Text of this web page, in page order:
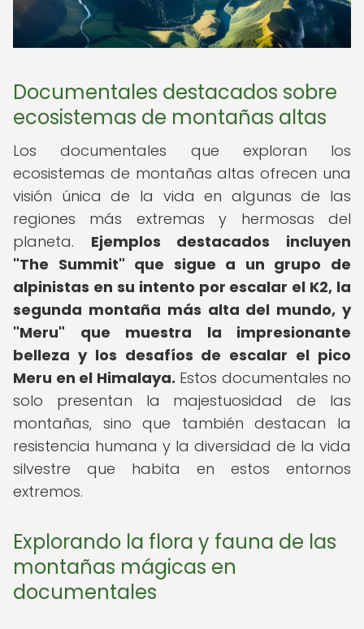
Documentales destacados sobre
ecosistemas de montañas altas
Los documentales que exploran los
ecosistemas de montañas altas ofrecen una
visión única de la vida en algunas de las
regiones más extremas y hermosas del
planeta. Ejemplos destacados incluyen
"The Summit" que sigue a un grupo de
alpinistas en su intento por escalar el K2, la
segunda montaña más alta del mundo, y
"Meru" que muestra la impresionante
belleza y los desafíos de escalar el pico
Meru en el Himalaya. Estos documentales no
solo presentan la majestuosidad de las
montañas, sino que también destacan la
resistencia humana y la diversidad de la vida
silvestre que habita en estos entornos
extremos.
Explorando la flora y fauna de las
montañas mágicas en
documentales